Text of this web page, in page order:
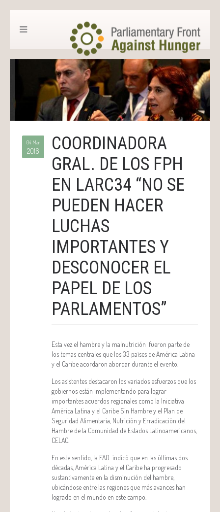
04 Mar
2016
COORDINADORA
GRAL. DE LOS FPH
EN LARC34 “NO SE
PUEDEN HACER
LUCHAS
IMPORTANTES Y
DESCONOCER EL
PAPEL DE LOS
PARLAMENTOS”
Esta vez el hambre y la malnutrición fueron parte de
los temas centrales que los 33 países de América Latina
y el Caribe acordaron abordar durante el evento.
Los asistentes destacaron los variados esfuerzos que los
gobiernos están implementando para lograr
importantes acuerdos regionales como la Iniciativa
América Latina y el Caribe Sin Hambre y el Plan de
Seguridad Alimentaria, Nutrición y Erradicación del
Hambre de la Comunidad de Estados Latinoamericanos,
CELAC.
En este sentido, la FAO indicó que en las últimas dos
décadas, América Latina y el Caribe ha progresado
sustantivamente en la disminución del hambre,
ubicándose entre las regiones que más avances han
logrado en el mundo en este campo.